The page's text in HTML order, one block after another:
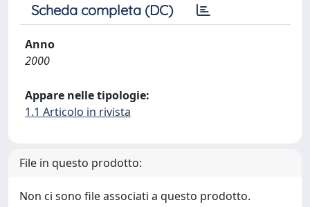
Scheda completa (DC)
Anno
2000
Appare nelle tipologie:
1.1 Articolo in rivista
File in questo prodotto:
Non ci sono file associati a questo prodotto.